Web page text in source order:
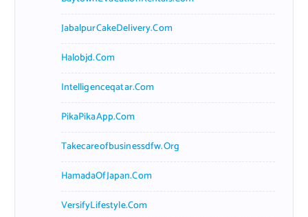
JabalpurCakeDelivery.com
Halobjd.com
Intelligenceqatar.com
PikaPikaApp.com
Takecareofbusinessdfw.org
HamadaOfJapan.com
VersifyLifestyle.com